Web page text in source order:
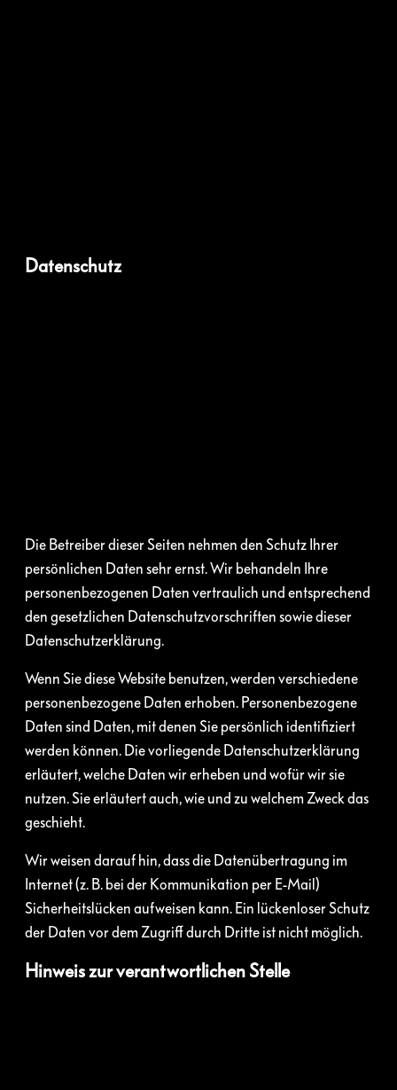
Datenschutz
Die Betreiber dieser Seiten nehmen den Schutz Ihrer
persönlichen Daten sehr ernst. Wir behandeln Ihre
personenbezogenen Daten vertraulich und entsprechend
den gesetzlichen Datenschutzvorschriften sowie dieser
Datenschutzerklärung.
Wenn Sie diese Website benutzen, werden verschiedene
personenbezogene Daten erhoben. Personenbezogene
Daten sind Daten, mit denen Sie persönlich identifiziert
werden können. Die vorliegende Datenschutzerklärung
erläutert, welche Daten wir erheben und wofür wir sie
nutzen. Sie erläutert auch, wie und zu welchem Zweck das
geschieht.
Wir weisen darauf hin, dass die Datenübertragung im
Internet (z. B. bei der Kommunikation per E-Mail)
Sicherheitslücken aufweisen kann. Ein lückenloser Schutz
der Daten vor dem Zugriff durch Dritte ist nicht möglich.
Hinweis zur verantwortlichen Stelle